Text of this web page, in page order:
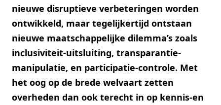
nieuwe disruptieve verbeteringen worden
ontwikkeld, maar tegelijkertijd ontstaan
nieuwe maatschappelijke dilemma’s zoals
inclusiviteit-uitsluiting, transparantie-
manipulatie, en participatie-controle. Met
het oog op de brede welvaart zetten
overheden dan ook terecht in op kennis-en